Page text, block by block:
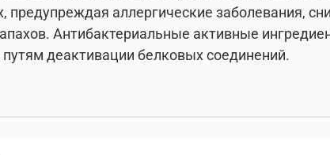
аллергические заболевания,
Антибактериальные активные
деактивации белковых соединений.